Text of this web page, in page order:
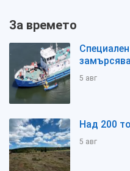
За времето
5 авг
Над 200
5 авг